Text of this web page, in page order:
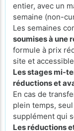
entier, avec un
semaine (non-
Les semaines
soumises à une
formule à prix
site et
Les stages mi-
réductions et
En cas de
plein temps,
supplément qui
Les réductions